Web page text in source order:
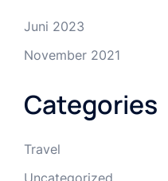
Juni 2023
November 2021
Categories
Travel
Uncategorized